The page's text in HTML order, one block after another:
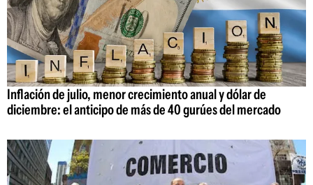
Inflación de julio, menor crecimiento anual y dólar de
diciembre: el anticipo de más de 40 gurúes del mercado